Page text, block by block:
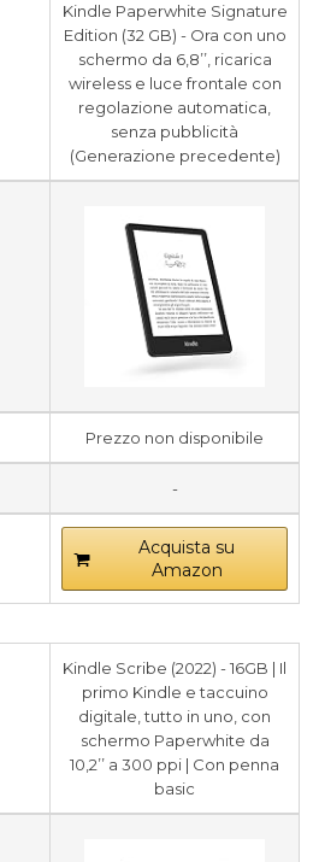
Kindle Paperwhite Signature
Edition (32 GB) - Ora con uno
schermo da 6,8’’, ricarica
wireless e luce frontale con
regolazione automatica,
senza pubblicità
(Generazione precedente)
Prezzo non disponibile
-
Acquista su
Amazon
Kindle Scribe (2022) - 16GB | Il
primo Kindle e taccuino
digitale, tutto in uno, con
schermo Paperwhite da
10,2’’ a 300 ppi | Con penna
basic